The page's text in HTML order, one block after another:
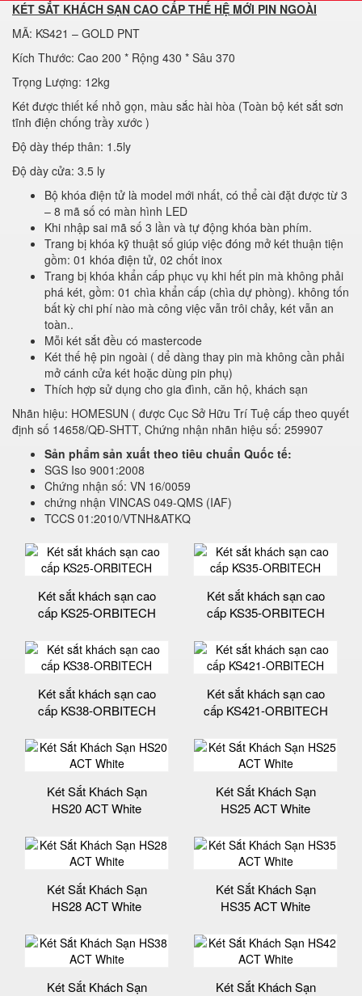
KÉT SẮT KHÁCH SẠN CAO CẤP THẾ HỆ MỚI PIN NGOÀI
MÃ: KS421 – GOLD PNT
Kích Thước: Cao 200 * Rộng 430 * Sâu 370
Trọng Lượng: 12kg
Két được thiết kế nhỏ gọn, màu sắc hài hòa (Toàn bộ két sắt sơn
tĩnh điện chống trầy xước )
Độ dày thép thân: 1.5ly
Độ dày cửa: 3.5 ly
Bộ khóa điện tử là model mới nhất, có thể cài đặt được từ 3
– 8 mã số có màn hình LED
Khi nhập sai mã số 3 lần và tự động khóa bàn phím.
Trang bị khóa kỹ thuật số giúp việc đóng mở két thuận tiện
gồm: 01 khóa điện tử, 02 chốt inox
Trang bị khóa khẩn cấp phục vụ khi hết pin mà không phải
phá két, gồm: 01 chìa khẩn cấp (chìa dự phòng). không tốn
bất kỳ chi phí nào mà công việc vẫn trôi chảy, két vẫn an
toàn..
Mỗi két sắt đều có mastercode
Két thế hệ pin ngoài ( dể dàng thay pin mà không cần phải
mở cánh cửa két hoặc dùng pin phụ)
Thích hợp sử dụng cho gia đình, căn hộ, khách sạn
Nhãn hiệu: HOMESUN ( được Cục Sở Hữu Trí Tuệ cấp theo quyết
định số 14658/QĐ-SHTT, Chứng nhận nhãn hiệu số: 259907
Sản phẩm sản xuất theo tiêu chuẩn Quốc tế:
SGS Iso 9001:2008
Chứng nhận số: VN 16/0059
chứng nhận VINCAS 049-QMS (IAF)
TCCS 01:2010/VTNH&ATKQ
Két sắt khách sạn cao
cấp KS25-ORBITECH
Két sắt khách sạn cao
cấp KS35-ORBITECH
Két sắt khách sạn cao
cấp KS38-ORBITECH
Két sắt khách sạn cao
cấp KS421-ORBITECH
Két Sắt Khách Sạn
HS20 ACT White
Két Sắt Khách Sạn
HS25 ACT White
Két Sắt Khách Sạn
HS28 ACT White
Két Sắt Khách Sạn
HS35 ACT White
Két Sắt Khách Sạn
Két Sắt Khách Sạn